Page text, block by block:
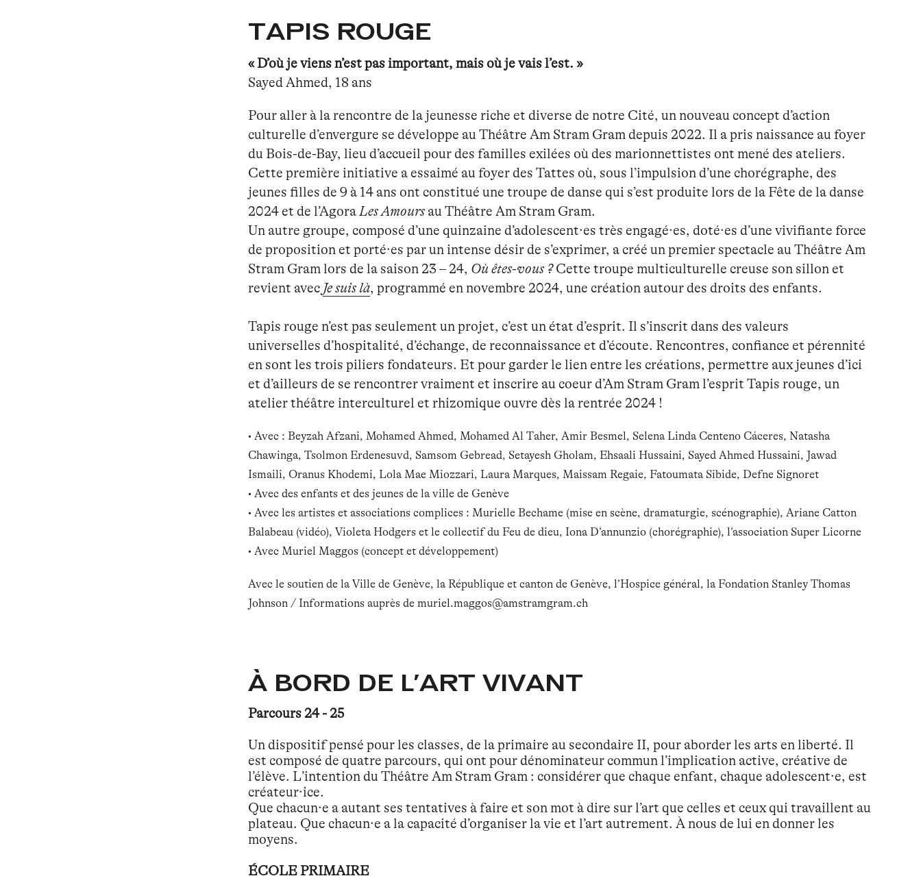
TAPIS ROUGE
« D’où je viens n’est pas important, mais où je vais l’est. »
Sayed Ahmed, 18 ans
Pour aller à la rencontre de la jeunesse riche et diverse de notre Cité, un nouveau concept d’action
culturelle d’envergure se développe au Théâtre Am Stram Gram depuis 2022. Il a pris naissance au foyer
du Bois-de-Bay, lieu d’accueil pour des familles exilées où des marionnettistes ont mené des ateliers.
Cette première initiative a essaimé au foyer des Tattes où, sous l’impulsion d’une chorégraphe, des
jeunes filles de 9 à 14 ans ont constitué une troupe de danse qui s’est produite lors de la Fête de la danse
2024 et de l’AgoraLes Amoursau Théâtre Am Stram Gram.
Un autre groupe, composé d’une quinzaine d’adolescent·es très engagé·es, doté·es d’une vivifiante force
de proposition et porté·es par un intense désir de s’exprimer, a créé un premier spectacle au Théâtre Am
Stram Gram lors de la saison 23 – 24, Où êtes-vous ?Cette troupe multiculturelle creuse son sillon et
revient avec Je suis là, programmé en novembre 2024, une création autour des droits des enfants.
Tapis rouge n’est pas seulement un projet, c’est un état d’esprit. Il s’inscrit dans des valeurs
universelles d’hospitalité, d’échange, de reconnaissance et d’écoute. Rencontres, confiance et pérennité
en sont les trois piliers fondateurs. Et pour garder le lien entre les créations, permettre aux jeunes d’ici
et d’ailleurs de se rencontrer vraiment et inscrire au coeur d’Am Stram Gram l’esprit Tapis rouge, un
atelier théâtre interculturel et rhizomique ouvre dès la rentrée 2024 !
• Avec : Beyzah Afzani, Mohamed Ahmed, Mohamed Al Taher, Amir Besmel, Selena Linda Centeno Cáceres, Natasha
Chawinga, Tsolmon Erdenesuvd, Samsom Gebread, Setayesh Gholam, Ehsaali Hussaini, Sayed Ahmed Hussaini, Jawad
Ismaili, Oranus Khodemi, Lola Mae Miozzari, Laura Marques, Maissam Regaie, Fatoumata Sibide, Defne Signoret
• Avec des enfants et des jeunes de la ville de Genève
• Avec les artistes et associations complices : Murielle Bechame (mise en scène, dramaturgie, scénographie), Ariane Catton
Balabeau (vidéo), Violeta Hodgers et le collectif du Feu de dieu, Iona D’annunzio (chorégraphie), l’association Super Licorne
• Avec Muriel Maggos (concept et développement)
Avec le soutien de la Ville de Genève, la République et canton de Genève, l’Hospice général, la Fondation Stanley Thomas
Johnson / Informations auprès de muriel.maggos@amstramgram.ch
À BORD DE L'ART VIVANT
Parcours 24 - 25
Un dispositif pensé pour les classes, de la primaire au secondaire II, pour aborder les arts en liberté. Il
est composé de quatre parcours, qui ont pour dénominateur commun l’implication active, créative de
l’élève. L’intention du Théâtre Am Stram Gram : considérer que chaque enfant, chaque adolescent·e, est
créateur·ice.
Que chacun·e a autant ses tentatives à faire et son mot à dire sur l’art que celles et ceux qui travaillent au
plateau. Que chacun·e a la capacité d’organiser la vie et l’art autrement. À nous de lui en donner les
moyens.
ÉCOLE PRIMAIRE